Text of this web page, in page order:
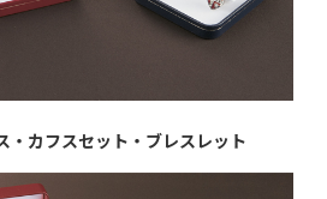
・カフスセット・ブレスレット